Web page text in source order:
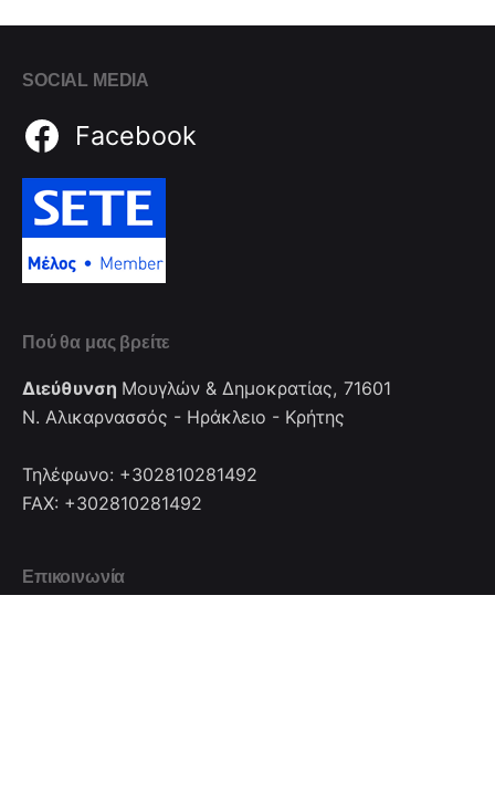
SOCIAL MEDIA
Facebook
Πού θα μας βρείτε
Διεύθυνση Μουγλών & Δημοκρατίας, 71601
Ν. Αλικαρνασσός - Ηράκλειο - Κρήτης
Τηλέφωνο: +302810281492
FAX: +302810281492
Επικοινωνία